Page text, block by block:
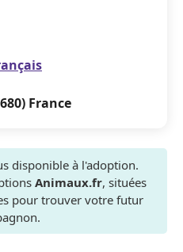
France
disponible à l'adoption.
Animaux.fr, situées
pour trouver votre futur